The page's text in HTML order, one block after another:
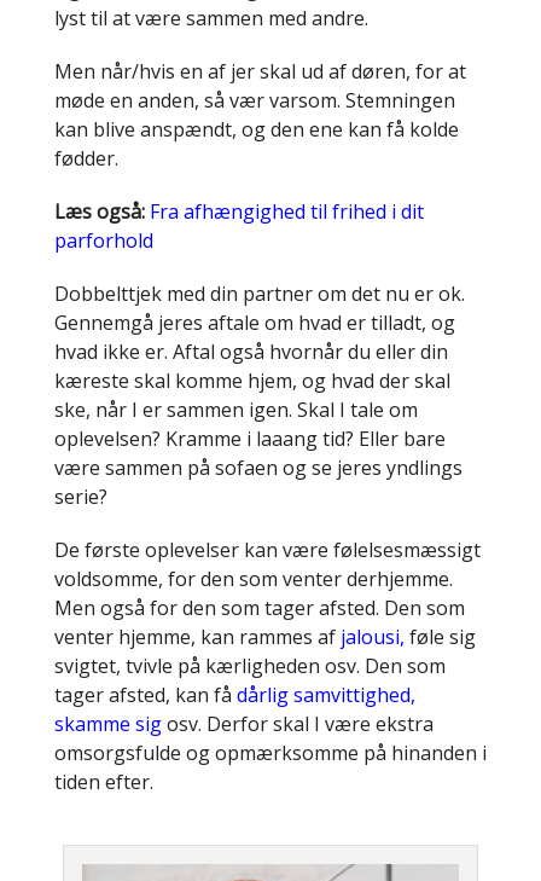
lyst til at være sammen med andre.
Men når/hvis en af jer skal ud af døren, for at
møde en anden, så vær varsom. Stemningen
kan blive anspændt, og den ene kan få kolde
fødder.
Læs også: Fra afhængighed til frihed i dit
parforhold
Dobbelttjek med din partner om det nu er ok.
Gennemgå jeres aftale om hvad er tilladt, og
hvad ikke er. Aftal også hvornår du eller din
kæreste skal komme hjem, og hvad der skal
ske, når I er sammen igen. Skal I tale om
oplevelsen? Kramme i laaang tid? Eller bare
være sammen på sofaen og se jeres yndlings
serie?
De første oplevelser kan være følelsesmæssigt
voldsomme, for den som venter derhjemme.
Men også for den som tager afsted. Den som
venter hjemme, kan rammes af jalousi, føle sig
svigtet, tvivle på kærligheden osv. Den som
tager afsted, kan få dårlig samvittighed,
skamme sigosv. Derfor skal I være ekstra
omsorgsfulde og opmærksomme på hinanden i
tiden efter.